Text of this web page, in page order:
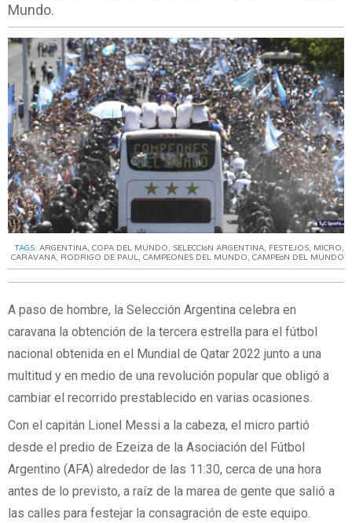
Mundo.
TAGS: ARGENTINA, COPA DEL MUNDO, SELECCIóN ARGENTINA, FESTEJOS, MICRO,
CARAVANA, RODRIGO DE PAUL, CAMPEONES DEL MUNDO, CAMPEóN DEL MUNDO
A paso de hombre, la Selección Argentina celebra en
caravana la obtención de la tercera estrella para el fútbol
nacional obtenida en el Mundial de Qatar 2022 junto a una
multitud y en medio de una revolución popular que obligó a
cambiar el recorrido prestablecido en varias ocasiones.
Con el capitán Lionel Messi a la cabeza, el micro partió
desde el predio de Ezeiza de la Asociación del Fútbol
Argentino (AFA) alrededor de las 11:30, cerca de una hora
antes de lo previsto, a raíz de la marea de gente que salió a
las calles para festejar la consagración de este equipo.